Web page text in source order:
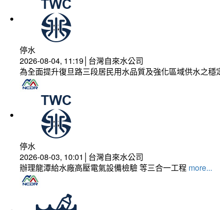
停水
2026-08-04, 11:19│台灣自來水公司
為全面提升復旦路三段居民用水品質及強化區域供水之
停水
2026-08-03, 10:01│台灣自來水公司
辦理龍潭給水廠高壓電氣設備檢驗 等三合一工程 more...